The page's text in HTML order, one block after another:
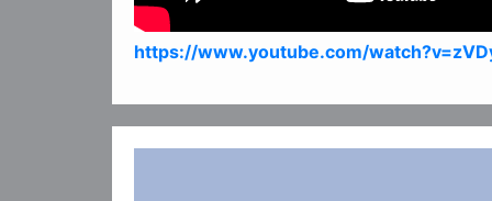
https://www.youtube.com/